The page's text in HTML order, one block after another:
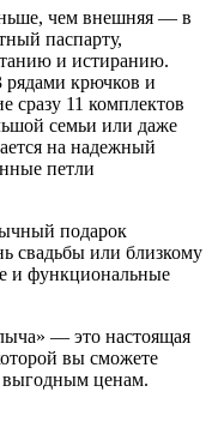
чем внешняя — в
паспарту,
и истиранию.
рядами крючков и
сразу 11 комплектов
семьи или даже
на надежный
петли
подарок
свадьбы или близкому
и функциональные
— это настоящая
вы сможете
выгодным ценам.